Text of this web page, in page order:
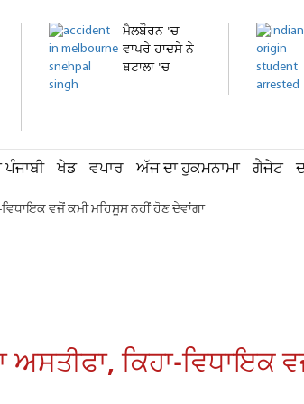
ਮੈਲਬੌਰਨ 'ਚ
ਵਾਪਰੇ ਹਾਦਸੇ ਨੇ
ਬਟਾਲਾ 'ਚ
ਖੇਡ ਵਪਾਰ ਅੱਜ ਦਾ ਹੁਕਮਨਾਮਾ ਗੈਜੇਟ
ਵਜੋਂ ਕਮੀ ਮਹਿਸੂਸ ਨਹੀਂ ਹੋਣ ਦੇਵਾਂਗਾ
ਕਿਹਾ-ਵਿਧਾਇਕ